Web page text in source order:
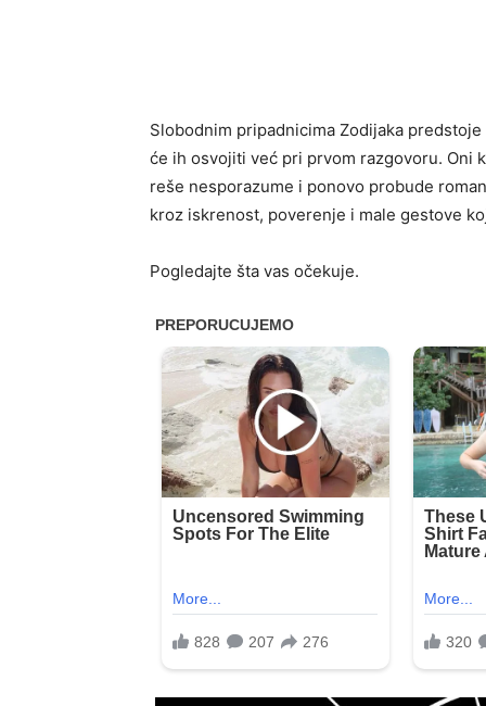
Slobodnim pripadnicima Zodijaka
će ih osvojiti već pri prvom razgovoru. Oni
reše nesporazume i ponovo probude
kroz iskrenost, poverenje i male gestove
Pogledajte šta vas očekuje.